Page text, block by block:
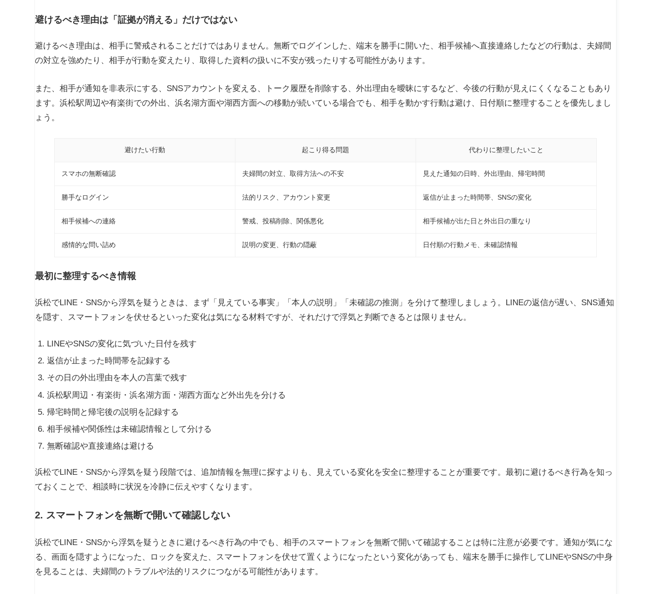
避けるべき理由は「証拠が消える」だけではない
避けるべき理由は、相手に警戒されることだけではありません。無断でログインした、端末を勝手に開いた、相手候補へ直接連絡したなどの行動は、夫婦間
の対立を強めたり、相手が行動を変えたり、取得した資料の扱いに不安が残ったりする可能性があります。
また、相手が通知を非表示にする、SNSアカウントを変える、トーク履歴を削除する、外出理由を曖昧にするなど、今後の行動が見えにくくなることもあり
ます。浜松駅周辺や有楽街での外出、浜名湖方面や湖西方面への移動が続いている場合でも、相手を動かす行動は避け、日付順に整理することを優先しまし
ょう。
避けたい行動 起こり得る問題 代わりに整理したいこと
スマホの無断確認 夫婦間の対立、取得方法への不安 見えた通知の日時、外出理由、帰宅時間
勝手なログイン 法的リスク、アカウント変更 返信が止まった時間帯、SNSの変化
相手候補への連絡 警戒、投稿削除、関係悪化 相手候補が出た日と外出日の重なり
感情的な問い詰め 説明の変更、行動の隠蔽 日付順の行動メモ、未確認情報
最初に整理するべき情報
浜松でLINE・SNSから浮気を疑うときは、まず「見えている事実」「本人の説明」「未確認の推測」を分けて整理しましょう。LINEの返信が遅い、SNS通知
を隠す、スマートフォンを伏せるといった変化は気になる材料ですが、それだけで浮気と判断できるとは限りません。
LINEやSNSの変化に気づいた日付を残す
返信が止まった時間帯を記録する
その日の外出理由を本人の言葉で残す
浜松駅周辺・有楽街・浜名湖方面・湖西方面など外出先を分ける
帰宅時間と帰宅後の説明を記録する
相手候補や関係性は未確認情報として分ける
無断確認や直接連絡は避ける
浜松でLINE・SNSから浮気を疑う段階では、追加情報を無理に探すよりも、見えている変化を安全に整理することが重要です。最初に避けるべき行為を知っ
ておくことで、相談時に状況を冷静に伝えやすくなります。
2. スマートフォンを無断で開いて確認しない
浜松でLINE・SNSから浮気を疑うときに避けるべき行為の中でも、相手のスマートフォンを無断で開いて確認することは特に注意が必要です。通知が気にな
る、画面を隠すようになった、ロックを変えた、スマートフォンを伏せて置くようになったという変化があっても、端末を勝手に操作してLINEやSNSの中身
を見ることは、夫婦間のトラブルや法的リスクにつながる可能性があります。